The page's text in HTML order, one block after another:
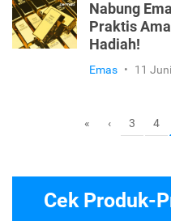
Nabung
Praktis
Hadiah!
Emas • 11
« ‹ 3 4
Cek Produk-